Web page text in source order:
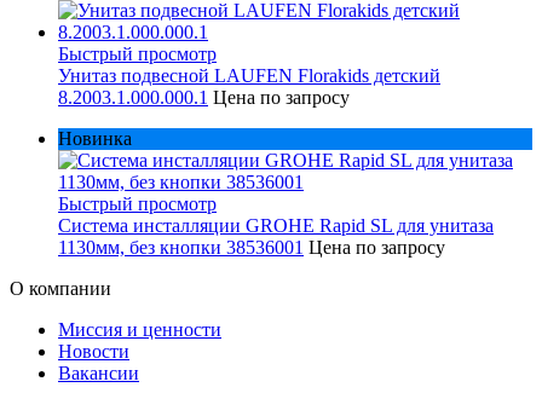
Быстрый просмотр
Унитаз подвесной LAUFEN Florakids детский
8.2003.1.000.000.1 Цена по запросу
Новинка
Быстрый просмотр
Система инсталляции GROHE Rapid SL для унитаза
1130мм, без кнопки 38536001 Цена по запросу
О компании
Миссия и ценности
Новости
Вакансии